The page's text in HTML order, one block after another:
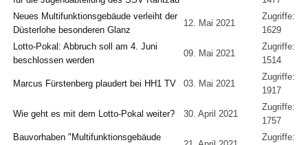
Neues Multifunktionsgebäude verleiht der
Düsterlohe besonderen Glanz
12. Mai 2021
Zugriffe:
1629
Lotto-Pokal: Abbruch soll am 4. Juni
beschlossen werden
09. Mai 2021
Zugriffe:
1514
Marcus Fürstenberg plaudert bei HH1 TV 03. Mai 2021
Zugriffe:
1917
Wie geht es mit dem Lotto-Pokal weiter? 30. April 2021
Zugriffe:
1757
Bauvorhaben "Multifunktionsgebäude
Zugriffe: